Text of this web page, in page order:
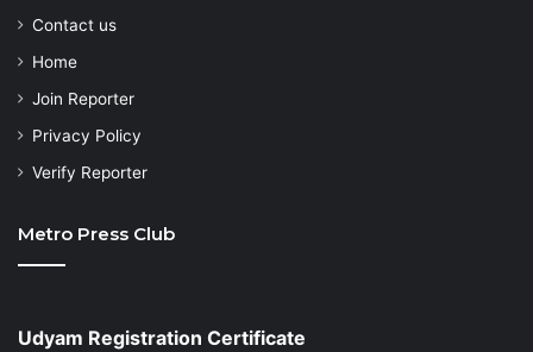
Contact us
Home
Join Reporter
Privacy Policy
Verify Reporter
Metro Press Club
Udyam Registration Certificate